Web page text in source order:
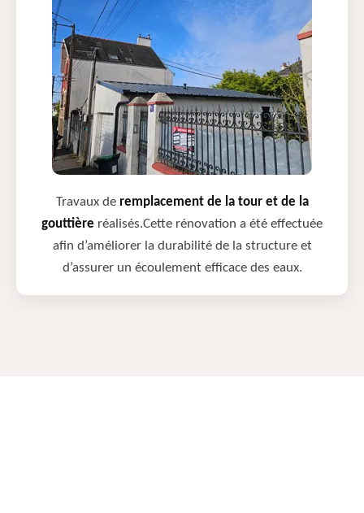
Travaux de remplacement de la tour et de la
gouttière réalisés.Cette rénovation a été effectuée
afin d’améliorer la durabilité de la structure et
d’assurer un écoulement efficace des eaux.